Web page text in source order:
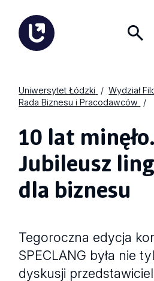
Uniwersytet Łódzki
Wydział
Rada Biznesu i Pracodawców
10 lat
Jubileusz
dla biznesu
Tegoroczna edycja
SPECLANG była nie
dyskusji